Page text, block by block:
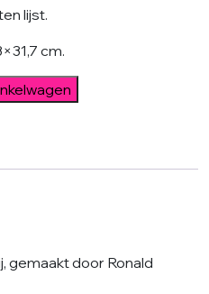
lijst.
cm.
gemaakt door Ronald